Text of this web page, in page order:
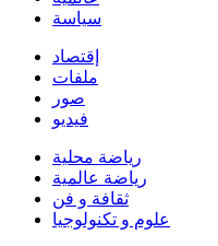
سياسة
إقتصاد
ملفات
صور
فيديو
رياضة محلية
رياضة عالمية
ثقافة و فن
علوم و تكنولوجيا